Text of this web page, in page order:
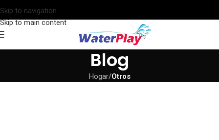
Skip to navigation
Skip to main content
Blog
Hogar/Otros